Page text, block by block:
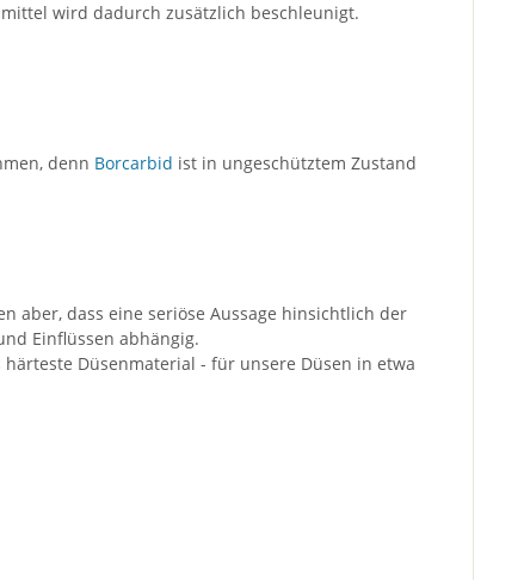
wird dadurch zusätzlich beschleunigt.
denn Borcarbid ist in ungeschütztem Zustand
aber, dass eine seriöse Aussage hinsichtlich der
Einflüssen abhängig.
härteste Düsenmaterial - für unsere Düsen in etwa